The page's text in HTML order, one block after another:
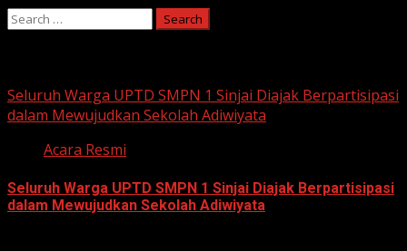
Search
Seluruh Warga UPTD SMPN 1 Sinjai Diajak Berpartisipasi
dalam Mewujudkan Sekolah Adiwiyata
Acara Resmi
Seluruh Warga UPTD SMPN 1 Sinjai Diajak Berpartisipasi
dalam Mewujudkan Sekolah Adiwiyata